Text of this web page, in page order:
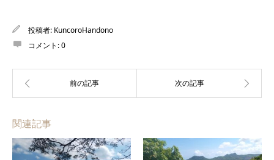
投稿者: KuncoroHandono
コメント:0
関連記事